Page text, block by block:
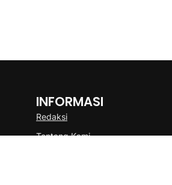
INFORMASI
Redaksi
Tentang Kami